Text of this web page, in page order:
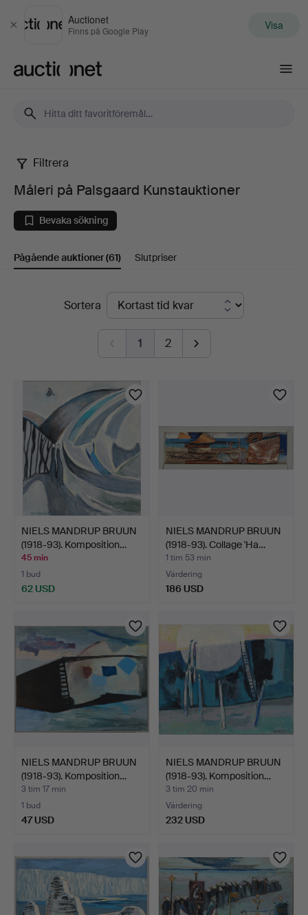
Stäng
Auctionet
Finns på Google Play Visa
Måleri
på
Palsgaard
Kunstauktioner
Filtrera
Måleri på Palsgaard Kunstauktioner
Bevaka sökning
Pågående auktioner(61) Slutpriser
PågåendeSortera
1 2
NIELS MANDRUP BRUUN
(1918-93). Komposition…
45 min
1 bud
62 USD
NIELS MANDRUP BRUUN
(1918-93). Collage 'Ha…
1 tim 53 min
Värdering
186 USD
NIELS MANDRUP BRUUN
(1918-93). Komposition…
3 tim 17 min
1 bud
47 USD
NIELS MANDRUP BRUUN
(1918-93). Komposition…
3 tim 20 min
Värdering
232 USD